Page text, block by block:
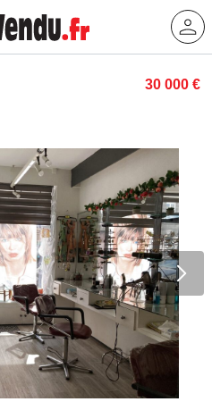
30 000 €